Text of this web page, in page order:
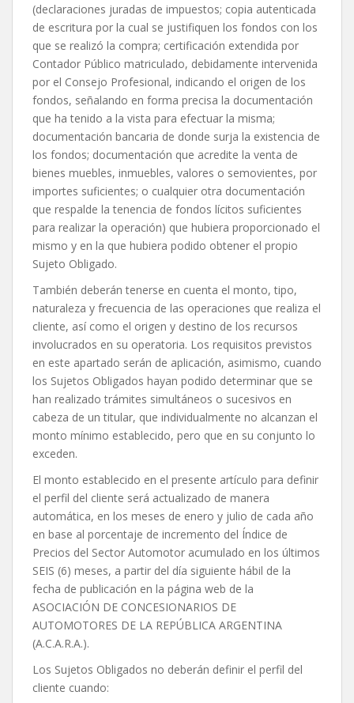
(declaraciones juradas de impuestos; copia autenticada
de escritura por la cual se justifiquen los fondos con los
que se realizó la compra; certificación extendida por
Contador Público matriculado, debidamente intervenida
por el Consejo Profesional, indicando el origen de los
fondos, señalando en forma precisa la documentación
que ha tenido a la vista para efectuar la misma;
documentación bancaria de donde surja la existencia de
los fondos; documentación que acredite la venta de
bienes muebles, inmuebles, valores o semovientes, por
importes suficientes; o cualquier otra documentación
que respalde la tenencia de fondos lícitos suficientes
para realizar la operación) que hubiera proporcionado el
mismo y en la que hubiera podido obtener el propio
Sujeto Obligado.
También deberán tenerse en cuenta el monto, tipo,
naturaleza y frecuencia de las operaciones que realiza el
cliente, así como el origen y destino de los recursos
involucrados en su operatoria. Los requisitos previstos
en este apartado serán de aplicación, asimismo, cuando
los Sujetos Obligados hayan podido determinar que se
han realizado trámites simultáneos o sucesivos en
cabeza de un titular, que individualmente no alcanzan el
monto mínimo establecido, pero que en su conjunto lo
exceden.
El monto establecido en el presente artículo para definir
el perfil del cliente será actualizado de manera
automática, en los meses de enero y julio de cada año
en base al porcentaje de incremento del Índice de
Precios del Sector Automotor acumulado en los últimos
SEIS (6) meses, a partir del día siguiente hábil de la
fecha de publicación en la página web de la
ASOCIACIÓN DE CONCESIONARIOS DE
AUTOMOTORES DE LA REPÚBLICA ARGENTINA
(A.C.A.R.A.).
Los Sujetos Obligados no deberán definir el perfil del
cliente cuando: